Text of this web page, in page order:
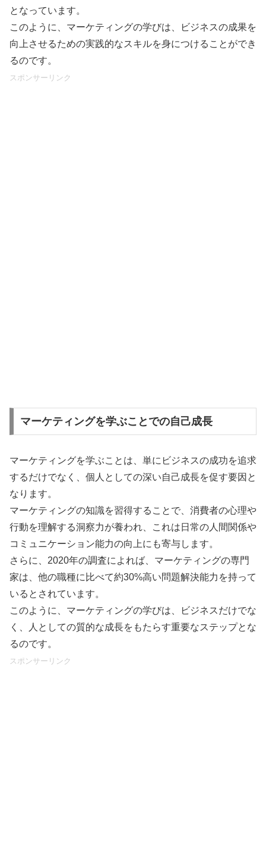
となっています。
このように、マーケティングの学びは、ビジネスの成果を
向上させるための実践的なスキルを身につけることができ
るのです。
スポンサーリンク
マーケティングを学ぶことでの自己成長
マーケティングを学ぶことは、単にビジネスの成功を追求
するだけでなく、個人としての深い自己成長を促す要因と
なります。
マーケティングの知識を習得することで、消費者の心理や
行動を理解する洞察力が養われ、これは日常の人間関係や
コミュニケーション能力の向上にも寄与します。
さらに、2020年の調査によれば、マーケティングの専門
家は、他の職種に比べて約30%高い問題解決能力を持って
いるとされています。
このように、マーケティングの学びは、ビジネスだけでな
く、人としての質的な成長をもたらす重要なステップとな
るのです。
スポンサーリンク